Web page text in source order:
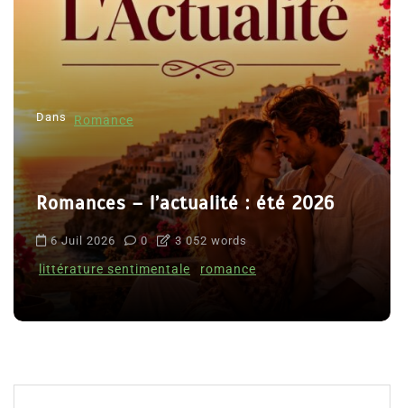
Dans Romance
Romances – l’actualité : été 2026
6 Juil 2026 0 3 052 words
littérature sentimentale romance